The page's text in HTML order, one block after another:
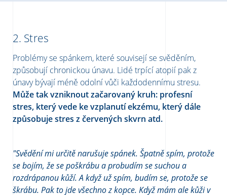
2. Stres
Problémy se spánkem, které souvisejí se svěděním,
způsobují chronickou únavu. Lidé trpící atopií pak z
únavy bývají méně odolní vůči každodennímu stresu.
Může tak vzniknout začarovaný kruh: profesní
stres, který vede ke vzplanutí ekzému, který dále
způsobuje stres z červených skvrn atd.
"Svědění mi určitě narušuje spánek. Špatně spím, protože
se bojím, že se poškrábu a probudím se suchou a
rozdrápanou kůží. A když už spím, budím se, protože se
škrábu. Pak to jde všechno z kopce. Když mám ale kůži v